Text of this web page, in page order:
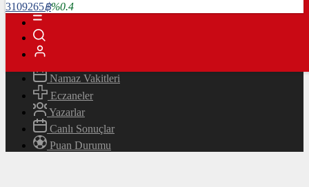
3109265฿%0.4
Namaz Vakitleri
Eczaneler
Yazarlar
Canlı Sonuçlar
Puan Durumu